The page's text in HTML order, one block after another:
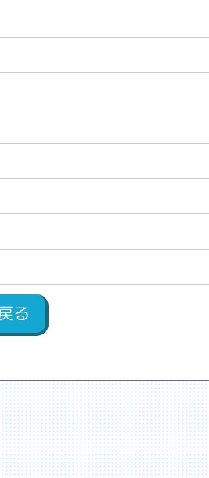
る